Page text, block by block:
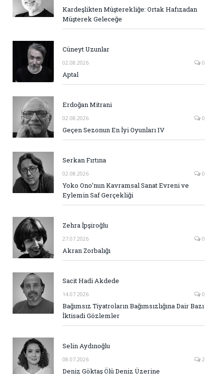
Kardeşlikten Müşterekliğe: Ortak Hafızadan
Müşterek Geleceğe
Cüneyt Uzunlar
02.08.2026 0
Aptal
Erdoğan Mitrani
02.08.2026 0
Geçen Sezonun En İyi Oyunları IV
Serkan Fırtına
02.08.2026 0
Yoko Ono’nun Kavramsal Sanat Evreni ve
Eylemin Saf Gerçekliği
Zehra İpşiroğlu
27.07.2026 0
Akran Zorbalığı
Sacit Hadi Akdede
14.07.2026 0
Bağımsız Tiyatroların Bağımsızlığına Dair Bazı
İktisadi Gözlemler
Selin Aydınoğlu
08.07.2026 2
Deniz Göktaş Ölü Deniz Üzerine